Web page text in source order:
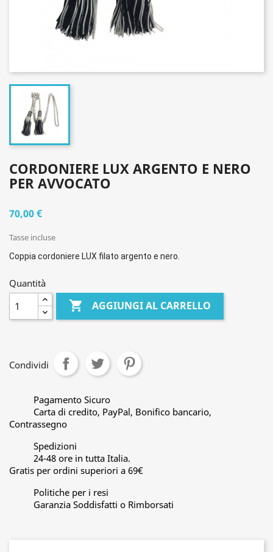
CORDONIERE LUX ARGENTO E NERO
PER AVVOCATO
70,00 €
Tasse incluse
Coppia cordoniere LUX filato argento e nero.
Quantità
 AGGIUNGI AL CARRELLO
Condividi
Pagamento Sicuro
Carta di credito, PayPal, Bonifico bancario,
Contrassegno
Spedizioni
24-48 ore in tutta Italia.
Gratis per ordini superiori a 69€
Politiche per i resi
Garanzia Soddisfatti o Rimborsati